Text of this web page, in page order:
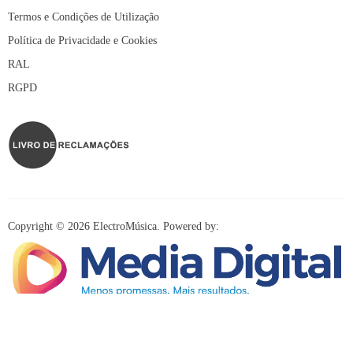
Termos e Condições de Utilização
Política de Privacidade e Cookies
RAL
RGPD
Copyright © 2026 ElectroMúsica. Powered by: